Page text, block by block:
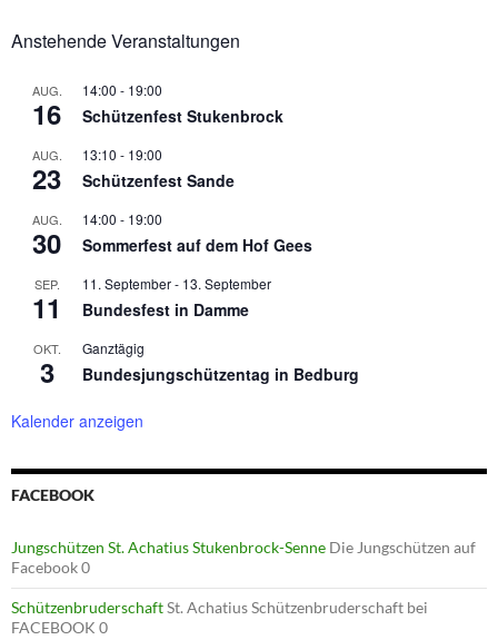
Anstehende Veranstaltungen
AUG.
16
14:00 - 19:00
Schützenfest Stukenbrock
AUG.
23
13:10 - 19:00
Schützenfest Sande
AUG.
30
14:00 - 19:00
Sommerfest auf dem Hof Gees
SEP.
11
11. September- 13. September
Bundesfest in Damme
OKT.
3
Ganztägig
Bundesjungschützentag in Bedburg
Kalender anzeigen
FACEBOOK
Jungschützen St. Achatius Stukenbrock-Senne Die Jungschützen auf
Facebook 0
SchützenbruderschaftSt. Achatius Schützenbruderschaft bei
FACEBOOK 0